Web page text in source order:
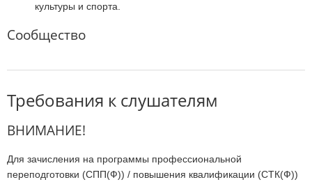
культуры и спорта.
Сообщество
Требования к слушателям
ВНИМАНИЕ!
Для зачисления на программы профессиональной
переподготовки (СПП(Ф)) / повышения квалификации (СТК(Ф))